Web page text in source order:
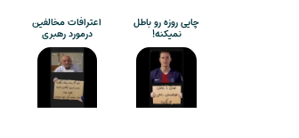
چایی روزه رو باطل
نمیکنه!
اعترافات مخالفین
درمورد رهبری